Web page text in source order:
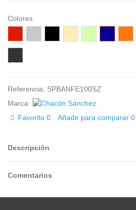
Colores
agua marino
Referencia: SPBANFE100SZ
Marca:
Favorito 0 Añadir para comparar 0
Descripción
Comentarios